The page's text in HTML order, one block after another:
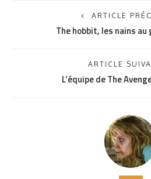
ARTICLE
The hobbit, les nains
ARTICLE
L’équipe de The